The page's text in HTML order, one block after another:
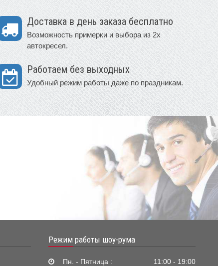
Доставка в день заказа бесплатно
Возможность примерки и выбора из 2х
автокресел.
Работаем без выходных
Удобный режим работы даже по праздникам.
Режим работы шоу-рума
Пн. - Пятница : 11:00 - 19:00